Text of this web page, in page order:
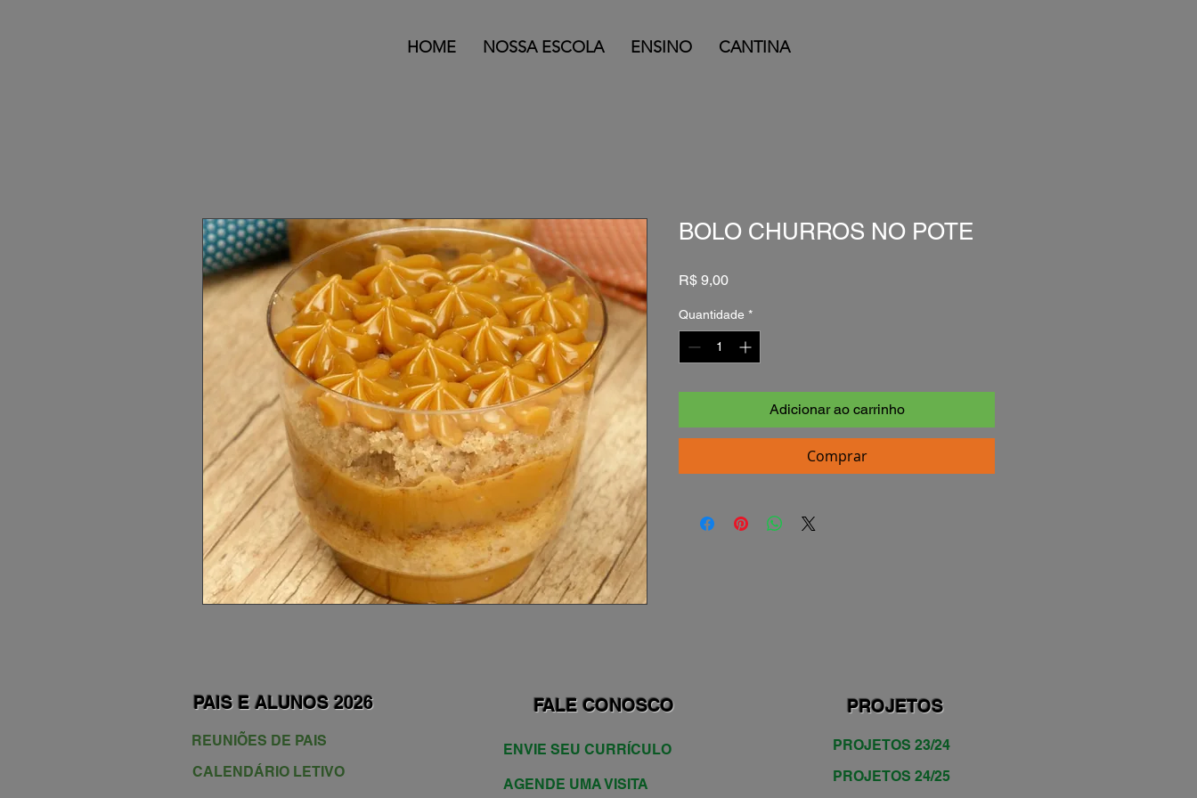
HOME NOSSA ESCOLA ENSINO CANTINA
BOLO CHURROS NO POTE
R$ 9,00Preço
Quantidade *
Adicionar ao carrinho
Comprar
PAIS E ALUNOS 2026
REUNIÕES DE PAIS
CALENDÁRIO LETIVO
FALE CONOSCO
ENVIE SEU CURRÍCULO
AGENDE UMA VISITA
PROJETOS
PROJETOS 23/24
PROJETOS 24/25